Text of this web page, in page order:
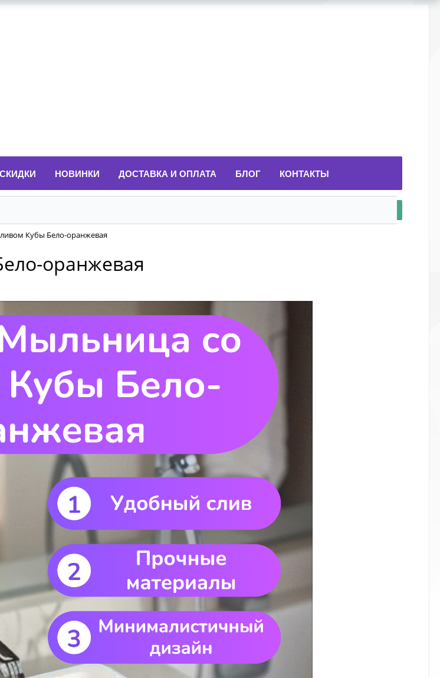
СКИДКИ НОВИНКИ ДОСТАВКА И ОПЛАТА БЛОГ КОНТАКТЫ
Кубы Бело-оранжевая
оранжевая